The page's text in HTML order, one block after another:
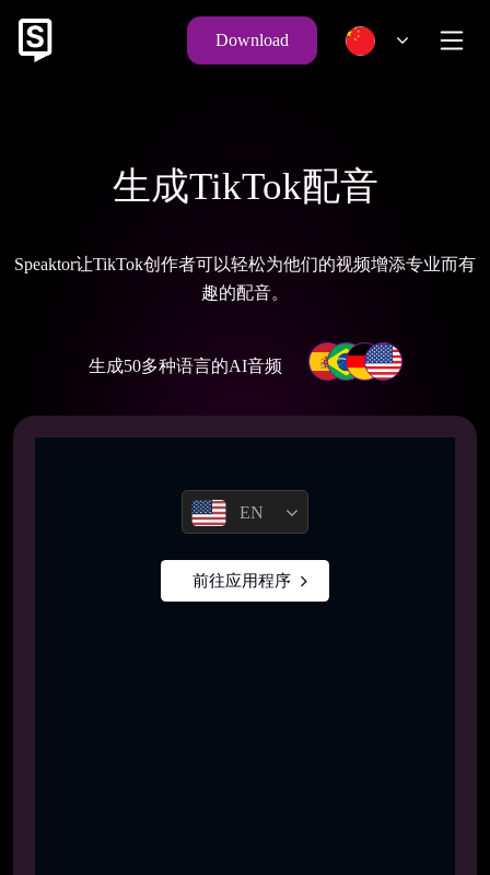
Download
生成TikTok配音
Speaktor让TikTok创作者可以轻松为他们的视频增添专业而有
趣的配音。
生成50多种语言的AI音频
EN
前往应用程序